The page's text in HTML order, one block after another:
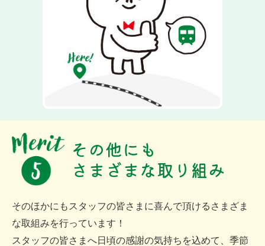
その他にも
さまざまな取り組み
そのほかにもスタッフの皆さまに喜んで頂けるさまざま
な取組みを行っています！
スタッフの皆さまへ日頃の感謝の気持ちを込めて、季節